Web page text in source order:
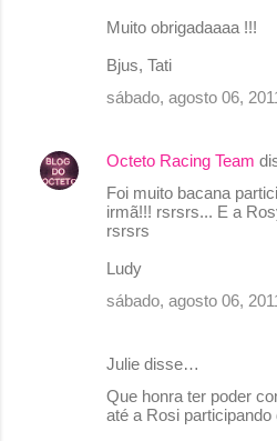
Muito obrigadaaaa !!!
Bjus, Tati
sábado, agosto 06,
Octeto Racing Team
Foi muito bacana
irmã!!! rsrsrs... E a
rsrsrs
Ludy
sábado, agosto 06,
Julie disse…
Que honra ter poder
até a Rosi participando